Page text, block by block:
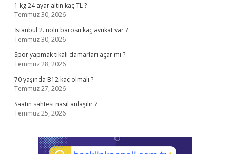
1 kg 24 ayar altın kaç TL ?
Temmuz 30, 2026
İstanbul 2. nolu barosu kaç avukat var ?
Temmuz 30, 2026
Spor yapmak tıkalı damarları açar mı ?
Temmuz 28, 2026
70 yaşında B12 kaç olmalı ?
Temmuz 27, 2026
Saatin sahtesi nasıl anlaşılır ?
Temmuz 25, 2026